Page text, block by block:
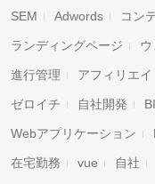
SEM Adwords コン
ランディングページ ウ
進行管理 アフィリエイ
ゼロイチ 自社開発
Webアプリケーション
在宅勤務 vue 自社